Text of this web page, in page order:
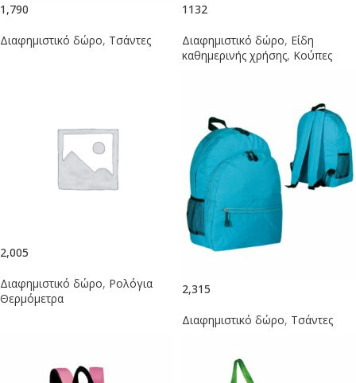
1,790
Διαφημιστικό δώρο, Τσάντες
1132
Διαφημιστικό δώρο, Είδη
καθημερινής χρήσης, Κούπες
2,005
Διαφημιστικό δώρο, Ρολόγια
Θερμόμετρα
2,315
Διαφημιστικό δώρο, Τσάντες